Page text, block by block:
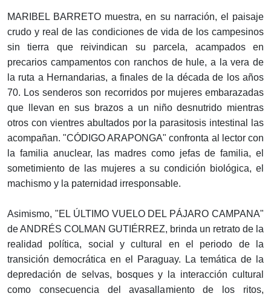
MARIBEL BARRETO muestra, en su narración, el paisaje
crudo y real de las condiciones de vida de los campesinos
sin tierra que reivindican su parcela, acampados en
precarios campamentos con ranchos de hule, a la vera de
la ruta a Hernandarias, a finales de la década de los años
70. Los senderos son recorridos por mujeres embarazadas
que llevan en sus brazos a un niño desnutrido mientras
otros con vientres abultados por la parasitosis intestinal las
acompañan. "CÓDIGO ARAPONGA" confronta al lector con
la familia anuclear, las madres como jefas de familia, el
sometimiento de las mujeres a su condición biológica, el
machismo y la paternidad irresponsable.
Asimismo, "EL ÚLTIMO VUELO DEL PÁJARO CAMPANA"
de ANDRÉS COLMAN GUTIÉRREZ, brinda un retrato de la
realidad política, social y cultural en el periodo de la
transición democrática en el Paraguay. La temática de la
depredación de selvas, bosques y la interacción cultural
como consecuencia del avasallamiento de los ritos,